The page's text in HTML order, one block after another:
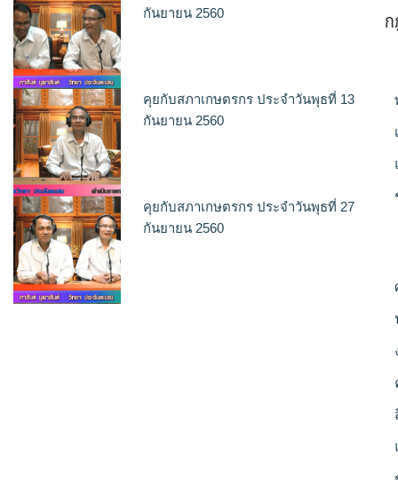
กันยายน 2560
คุยกับสภาเกษตรกร ประจำวันพุธที่ 13
กันยายน 2560
คุยกับสภาเกษตรกร ประจำวันพุธที่ 27
กันยายน 2560